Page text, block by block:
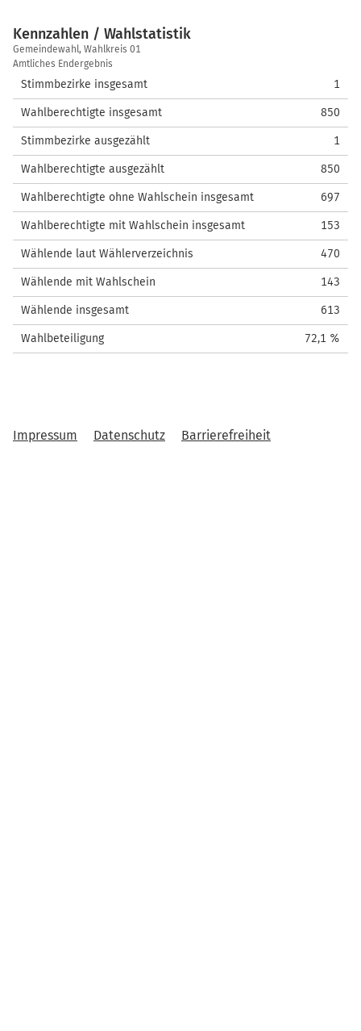
Kennzahlen / Wahlstatistik
Kennzahlen
/
Wahlstatistik
Gemeindewahl, Wahlkreis 01
Amtliches Endergebnis
Stimmbezirke insgesamt 1
Wahlberechtigte insgesamt 850
Stimmbezirke ausgezählt 1
Wahlberechtigte ausgezählt 850
Wahlberechtigte ohne Wahlschein insgesamt 697
Wahlberechtigte mit Wahlschein insgesamt 153
Wählende laut Wählerverzeichnis 470
Wählende mit Wahlschein 143
Wählende insgesamt 613
Wahlbeteiligung 72,1 %
Impressum Datenschutz Barrierefreiheit